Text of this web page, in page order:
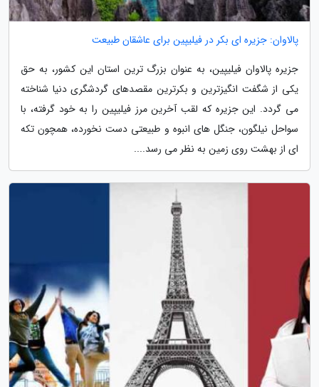
پالاوان: جزیره ای بکر در فیلیپین برای عاشقان طبیعت
جزیره پالاوان فیلیپین، به عنوان بزرگ ترین استان این کشور، به حق
یکی از شگفت انگیزترین و بکرترین مقصدهای گردشگری دنیا شناخته
می گردد. این جزیره که لقب آخرین مرز فیلیپین را به خود گرفته، با
سواحل نیلگون، جنگل های انبوه و طبیعتی دست نخورده، همچون تکه
ای از بهشت روی زمین به نظر می رسد....